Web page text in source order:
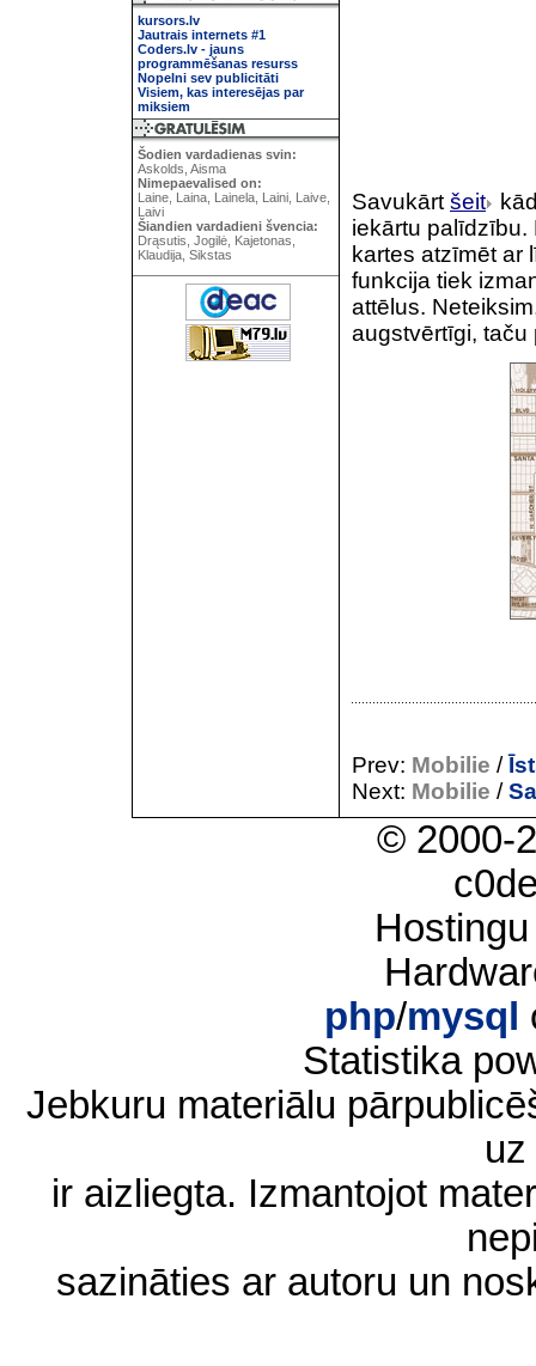
kursors.lv
Jautrais internets #1
Coders.lv - jauns
programmēšanas resurss
Nopelni sev publicitāti
Visiem, kas interesējas par
miksiem
Šodien vardadienas svin:
Askolds, Aisma
Nimepaevalised on:
Laine, Laina, Lainela, Laini, Laive,
Laivi
Šiandien vardadieni švencia:
Drąsutis, Jogilė, Kajetonas,
Klaudija, Sikstas
Savukārt šeit
iekārtu palīdzību.
kartes atzīmēt ar
funkcija tiek
attēlus.
augstvērtīgi, taču
Prev: Mobilie /
Next: Mobilie /
© 2000-
php/mysql
Statistika
Jebkuru materiālu
ir aizliegta. Izmantojot
sazināties ar autoru un